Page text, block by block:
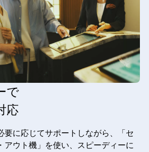
で
応
要に応じてサポートしながら、「セ
アウト機」を使い、スピーディーに